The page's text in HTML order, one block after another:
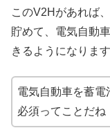
このV2Hがあれば
貯めて、電気自動
きるようになります
電気自動車を蓄
必須ってことだね